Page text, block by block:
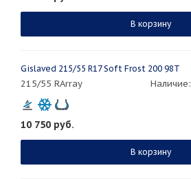
В корзину
Gislaved 215/55 R17 Soft Frost 200 98T
215/55 RArray Наличие:
10 750 руб.
В корзину